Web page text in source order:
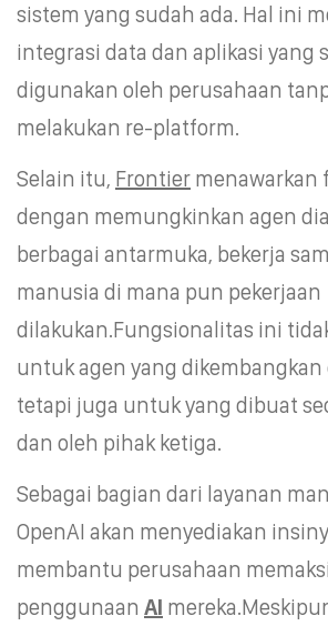
sistem yang sudah ada. Hal ini
integrasi data dan aplikasi yang
digunakan oleh perusahaan
melakukan re-platform.
Selain itu, Frontier menawarkan
dengan memungkinkan agen
berbagai antarmuka, bekerja
manusia di mana pun pekerjaan
dilakukan.Fungsionalitas ini
untuk agen yang dikembangkan
tetapi juga untuk yang dibuat
dan oleh pihak ketiga.
Sebagai bagian dari layanan
OpenAI akan menyediakan
membantu perusahaan
penggunaan AI